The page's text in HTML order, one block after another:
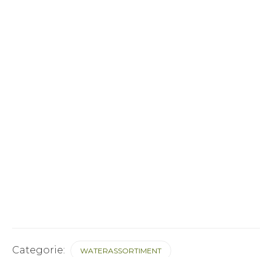
Categorie: WATERASSORTIMENT